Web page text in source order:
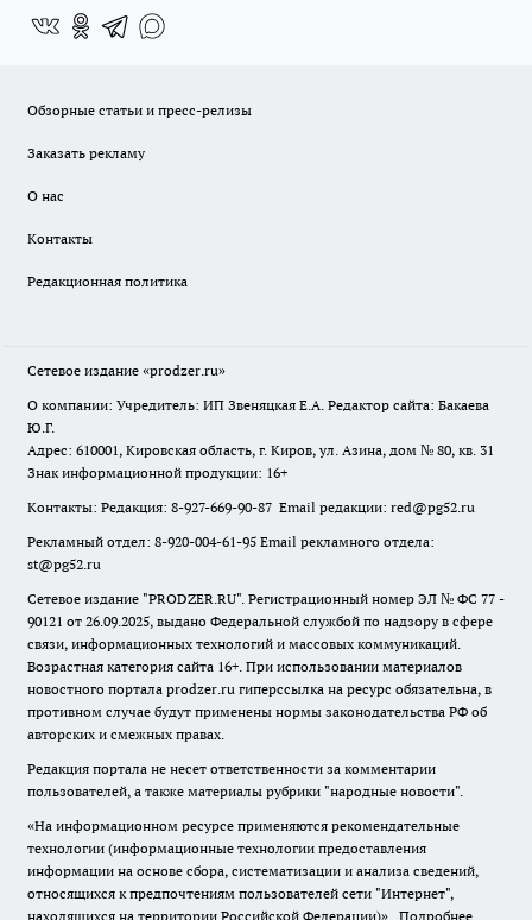
Обзорные статьи и пресс-релизы
Заказать рекламу
О нас
Контакты
Редакционная политика
Сетевое издание «prodzer.ru»
О компании: Учредитель: ИП Звеняцкая Е.А. Редактор сайта: Бакаева
Ю.Г.
Адрес: 610001, Кировская область, г. Киров, ул. Азина, дом № 80, кв. 31
Знак информационной продукции: 16+
Контакты: Редакция: 8-927-669-90-87 Email редакции: red@pg52.ru
Рекламный отдел: 8-920-004-61-95 Email рекламного отдела:
st@pg52.ru
Сетевое издание "PRODZER.RU". Регистрационный номер ЭЛ № ФС 77 -
90121 от 26.09.2025, выдано Федеральной службой по надзору в сфере
связи, информационных технологий и массовых коммуникаций.
Возрастная категория сайта 16+. При использовании материалов
новостного портала prodzer.ru гиперссылка на ресурс обязательна, в
противном случае будут применены нормы законодательства РФ об
авторских и смежных правах.
Редакция портала не несет ответственности за комментарии
пользователей, а также материалы рубрики "народные новости".
«На информационном ресурсе применяются рекомендательные
технологии (информационные технологии предоставления
информации на основе сбора, систематизации и анализа сведений,
относящихся к предпочтениям пользователей сети "Интернет",
находящихся на территории Российской Федерации)». Подробнее